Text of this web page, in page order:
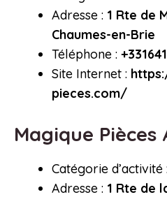
Adresse : 1 Rte de
Chaumes-en-Brie
Téléphone :
Site Internet :
pieces.com/
Magique Pièces
Catégorie d’activité :
Adresse : 1 Rte de